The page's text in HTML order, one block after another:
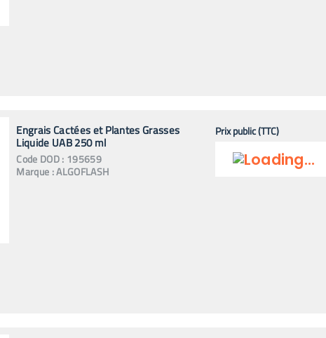
Engrais Cactées et Plantes Grasses
Liquide UAB 250 ml
Code DOD: 195659
Marque :ALGOFLASH
Prix public (TTC)